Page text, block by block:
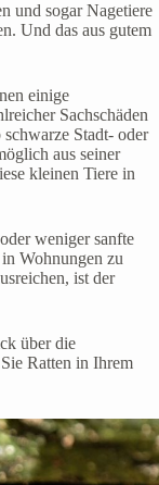
und sogar Nagetiere
Und das aus gutem
einige
Sachschäden
Stadt- oder
aus seiner
kleinen Tiere in
weniger sanfte
Wohnungen zu
ist der
über die
Ratten in Ihrem